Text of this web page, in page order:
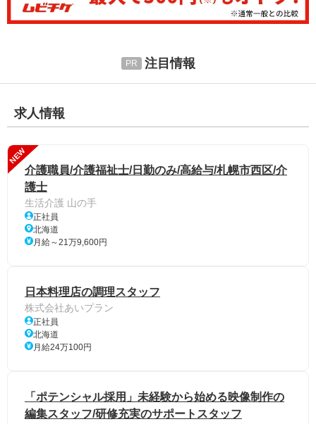
注目情報
求人情報
NEW
介護職員/介護福祉士/日勤のみ/高給与/札幌市西区/介
護士
生活介護 山の手
正社員
北海道
月給～21万9,600円
日本料理店の調理スタッフ
株式会社あいプラン
正社員
北海道
月給24万100円
「ポテンシャル採用」未経験から始める映像制作の
編集スタッフ/研修充実のサポートスタッフ